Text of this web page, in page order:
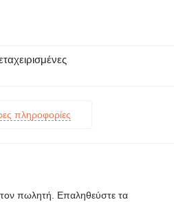
πληροφορίες
πωλητή. Επαληθεύστε τα